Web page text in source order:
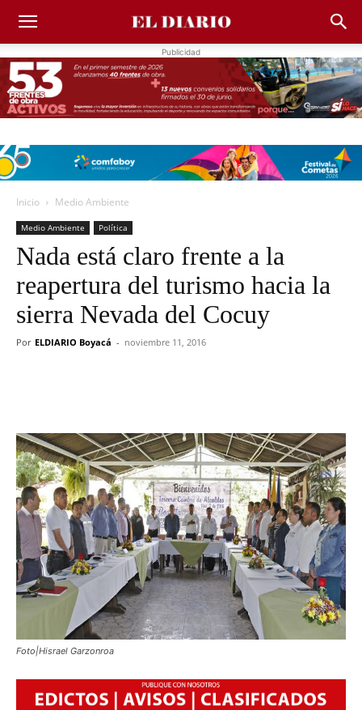
Publicidad
Inicio Medio Ambiente
Medio Ambiente Política
Nada está claro frente a la
reapertura del turismo hacia la
sierra Nevada del Cocuy
Por ELDIARIO Boyacá - noviembre 11, 2016
Foto|Hisrael Garzonroa